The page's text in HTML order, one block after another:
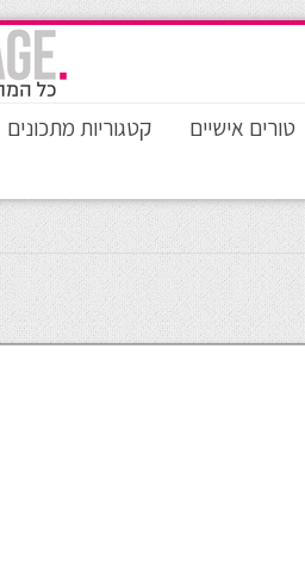
טורים אישיים קטגוריות מתכונים